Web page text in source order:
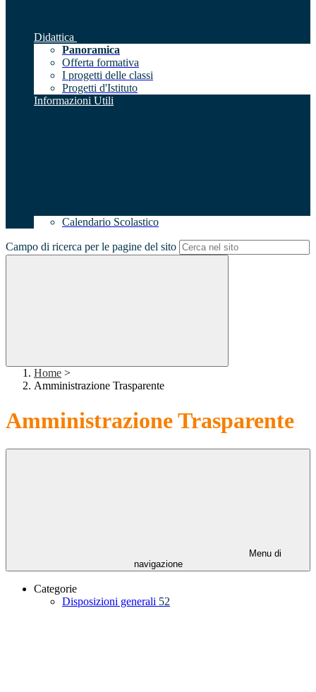
Didattica
Panoramica
Offerta formativa
I progetti delle classi
Progetti d'Istituto
Informazioni Utili
Calendario Scolastico
Campo di ricerca per le pagine del sito
Home >
Amministrazione Trasparente
Amministrazione Trasparente
Menu di
navigazione
Categorie
Disposizioni generali 52